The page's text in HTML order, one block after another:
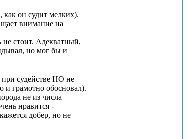
он судит мелких).
внимание на
не стоит. Адекватный,
но мог бы и
при судействе НО не
и грамотно обосновал).
не из числа
нравится -
добер, но не